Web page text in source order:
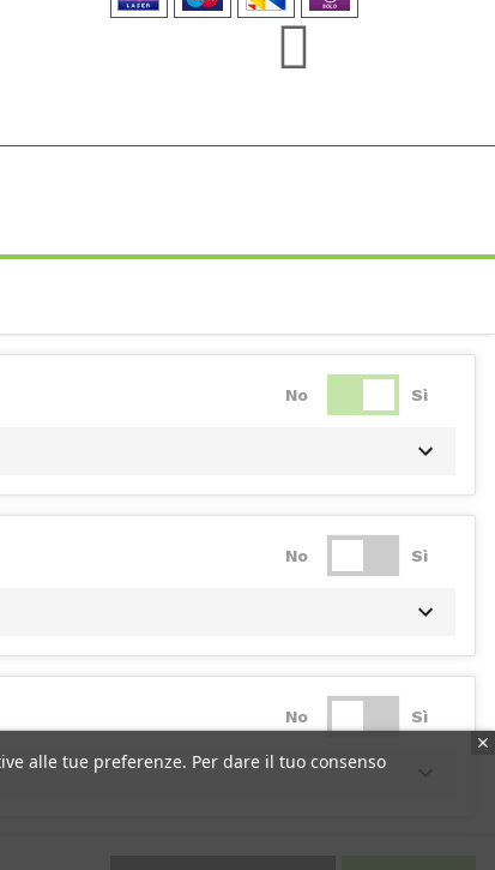
alle tue preferenze. Per dare il tuo consenso
No Sì
No Sì
No Sì